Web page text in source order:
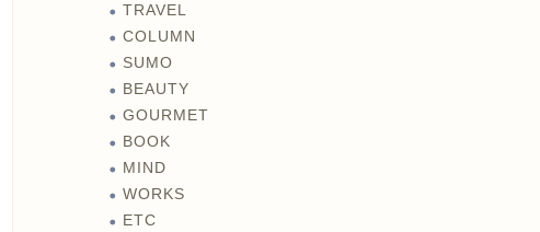
TRAVEL
COLUMN
SUMO
BEAUTY
GOURMET
BOOK
MIND
WORKS
ETC